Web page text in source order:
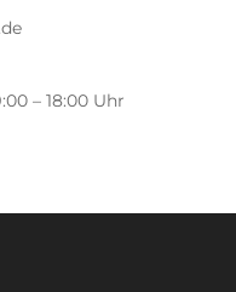
– 18:00 Uhr